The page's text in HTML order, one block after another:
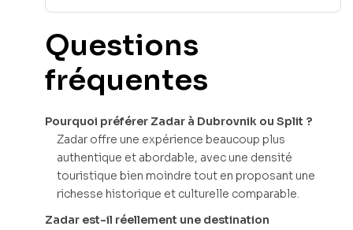
Questions
fréquentes
Pourquoi préférer Zadar à Dubrovnik ou Split ?
Zadar offre une expérience beaucoup plus
authentique et abordable, avec une densité
touristique bien moindre tout en proposant une
richesse historique et culturelle comparable.
Zadar est-il réellement une destination